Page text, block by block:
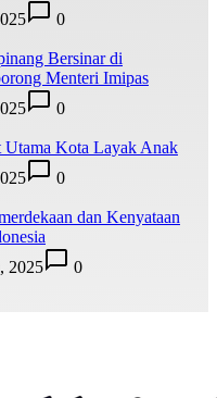
0
Bersinar di
Menteri Imipas
0
Utama Kota Layak Anak
0
dan Kenyataan
2025 0